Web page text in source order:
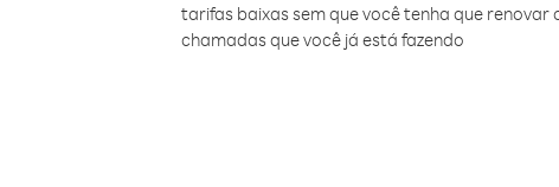
tarifas baixas sem que você tenha que
chamadas que você já está fazendo